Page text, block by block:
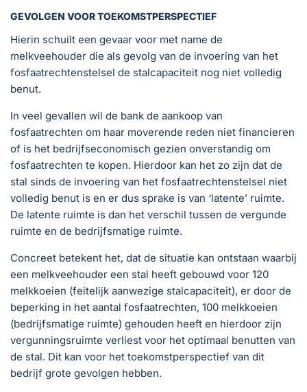
GEVOLGEN VOOR TOEKOMSTPERSPECTIEF
Hierin schuilt een gevaar voor met name de
melkveehouder die als gevolg van de invoering van het
fosfaatrechtenstelsel de stalcapaciteit nog niet volledig
benut.
In veel gevallen wil de bank de aankoop van
fosfaatrechten om haar moverende reden niet financieren
of is het bedrijfseconomisch gezien onverstandig om
fosfaatrechten te kopen. Hierdoor kan het zo zijn dat de
stal sinds de invoering van het fosfaatrechtenstelsel niet
volledig benut is en er dus sprake is van ‘latente’ ruimte.
De latente ruimte is dan het verschil tussen de vergunde
ruimte en de bedrijfsmatige ruimte.
Concreet betekent het, dat de situatie kan ontstaan waarbij
een melkveehouder een stal heeft gebouwd voor 120
melkkoeien (feitelijk aanwezige stalcapaciteit), er door de
beperking in het aantal fosfaatrechten, 100 melkkoeien
(bedrijfsmatige ruimte) gehouden heeft en hierdoor zijn
vergunningsruimte verliest voor het optimaal benutten van
de stal. Dit kan voor het toekomstperspectief van dit
bedrijf grote gevolgen hebben.